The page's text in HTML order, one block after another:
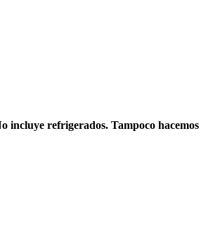
incluye refrigerados. Tampoco